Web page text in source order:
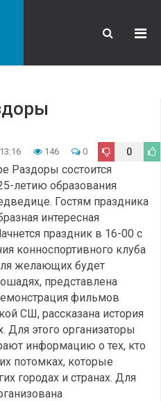
146 0 0
Раздоры состоится
летию образования
Гостям праздника
интересная
праздник в 16-00 с
конноспортивного клуба
желающих будет
представлена
фильмов
СШ, рассказана история
Для этого организаторы
информацию о тех, кто
потомках, которые
городах и странах. Для